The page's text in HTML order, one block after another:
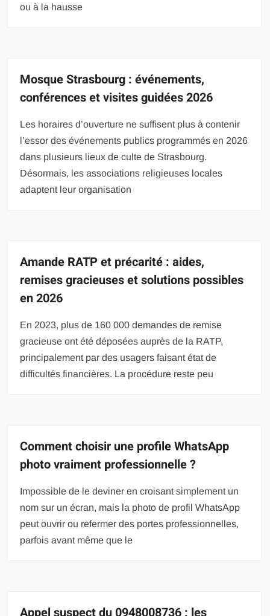
ou à la hausse
Mosque Strasbourg : événements,
conférences et visites guidées 2026
Les horaires d’ouverture ne suffisent plus à contenir
l’essor des événements publics programmés en 2026
dans plusieurs lieux de culte de Strasbourg.
Désormais, les associations religieuses locales
adaptent leur organisation
Amande RATP et précarité : aides,
remises gracieuses et solutions possibles
en 2026
En 2023, plus de 160 000 demandes de remise
gracieuse ont été déposées auprès de la RATP,
principalement par des usagers faisant état de
difficultés financières. La procédure reste peu
Comment choisir une profile WhatsApp
photo vraiment professionnelle ?
Impossible de le deviner en croisant simplement un
nom sur un écran, mais la photo de profil WhatsApp
peut ouvrir ou refermer des portes professionnelles,
parfois avant même que le